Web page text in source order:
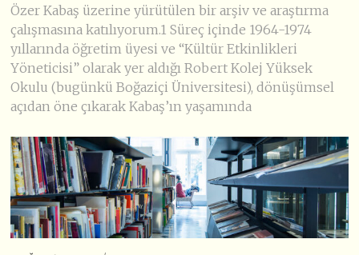
Özer Kabaş üzerine yürütülen bir arşiv ve araştırma
çalışmasına katılıyorum.1 Süreç içinde 1964-1974
yıllarında öğretim üyesi ve “Kültür Etkinlikleri
Yöneticisi” olarak yer aldığı Robert Kolej Yüksek
Okulu (bugünkü Boğaziçi Üniversitesi), dönüşümsel
açıdan öne çıkarak Kabaş’ın yaşamında